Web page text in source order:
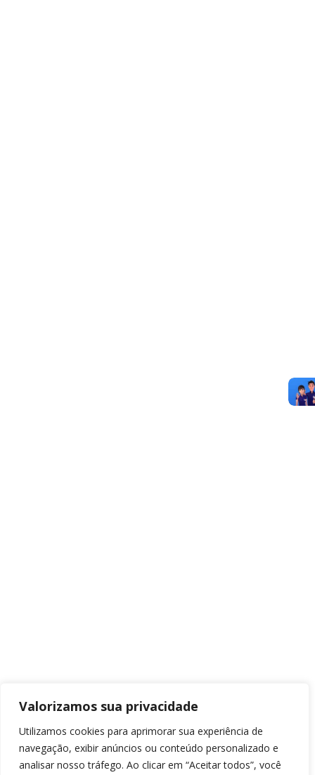
Valorizamos sua privacidade
Utilizamos cookies para aprimorar sua experiência de
navegação, exibir anúncios ou conteúdo personalizado e
analisar nosso tráfego. Ao clicar em “Aceitar todos”, você